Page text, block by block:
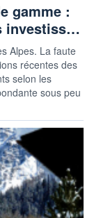
gamme :
investiss…
Alpes. La faute
récentes des
selon les
sous peu